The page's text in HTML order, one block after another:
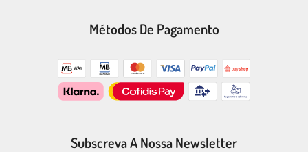
Métodos De Pagamento
Subscreva A Nossa Newsletter